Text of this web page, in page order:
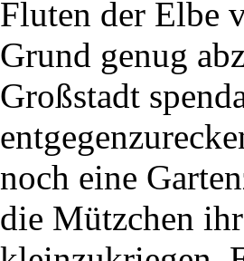
Fluten der Elbe
Grund genug
Großstadt
noch eine
die Mützchen